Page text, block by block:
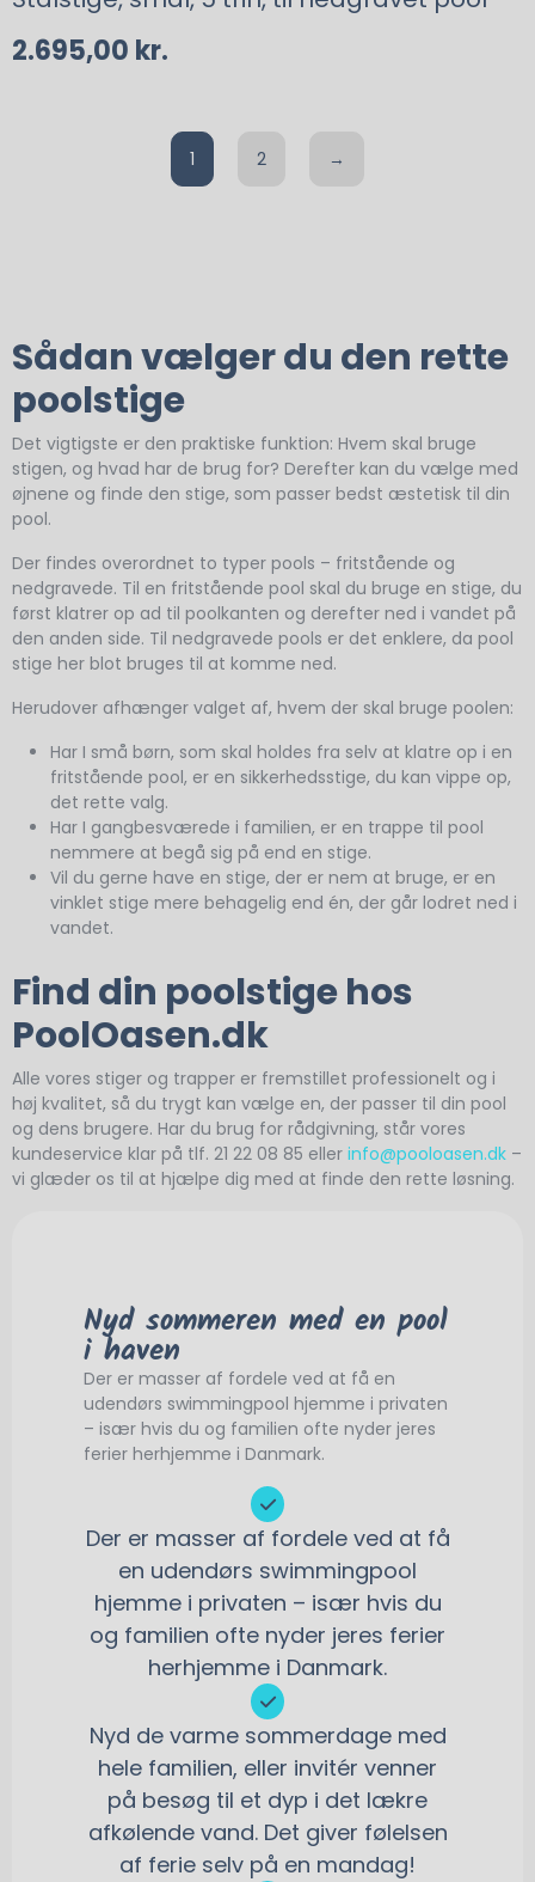
2.695,00 kr.
1 2 →
Sådan vælger du den rette
poolstige
Det vigtigste er den praktiske funktion: Hvem skal bruge
stigen, og hvad har de brug for? Derefter kan du vælge med
øjnene og finde den stige, som passer bedst æstetisk til din
pool.
Der findes overordnet to typer pools – fritstående og
nedgravede. Til en fritstående pool skal du bruge en stige, du
først klatrer op ad til poolkanten og derefter ned i vandet på
den anden side. Til nedgravede pools er det enklere, da pool
stige her blot bruges til at komme ned.
Herudover afhænger valget af, hvem der skal bruge poolen:
Har I små børn, som skal holdes fra selv at klatre op i en
fritstående pool, er en sikkerhedsstige, du kan vippe op,
det rette valg.
Har I gangbesværede i familien, er en trappe til pool
nemmere at begå sig på end en stige.
Vil du gerne have en stige, der er nem at bruge, er en
vinklet stige mere behagelig end én, der går lodret ned i
vandet.
Find din poolstige hos
PoolOasen.dk
Alle vores stiger og trapper er fremstillet professionelt og i
høj kvalitet, så du trygt kan vælge en, der passer til din pool
og dens brugere. Har du brug for rådgivning, står vores
kundeservice klar på tlf. 21 22 08 85 eller info@pooloasen.dk –
vi glæder os til at hjælpe dig med at finde den rette løsning.
Nyd sommeren med en pool
i haven
Der er masser af fordele ved at få en
udendørs swimmingpool hjemme i privaten
– især hvis du og familien ofte nyder jeres
ferier herhjemme i Danmark.
Der er masser af fordele ved at få
en udendørs swimmingpool
hjemme i privaten – især hvis du
og familien ofte nyder jeres ferier
herhjemme i Danmark.
Nyd de varme sommerdage med
hele familien, eller invitér venner
på besøg til et dyp i det lækre
afkølende vand. Det giver følelsen
af ferie selv på en mandag!